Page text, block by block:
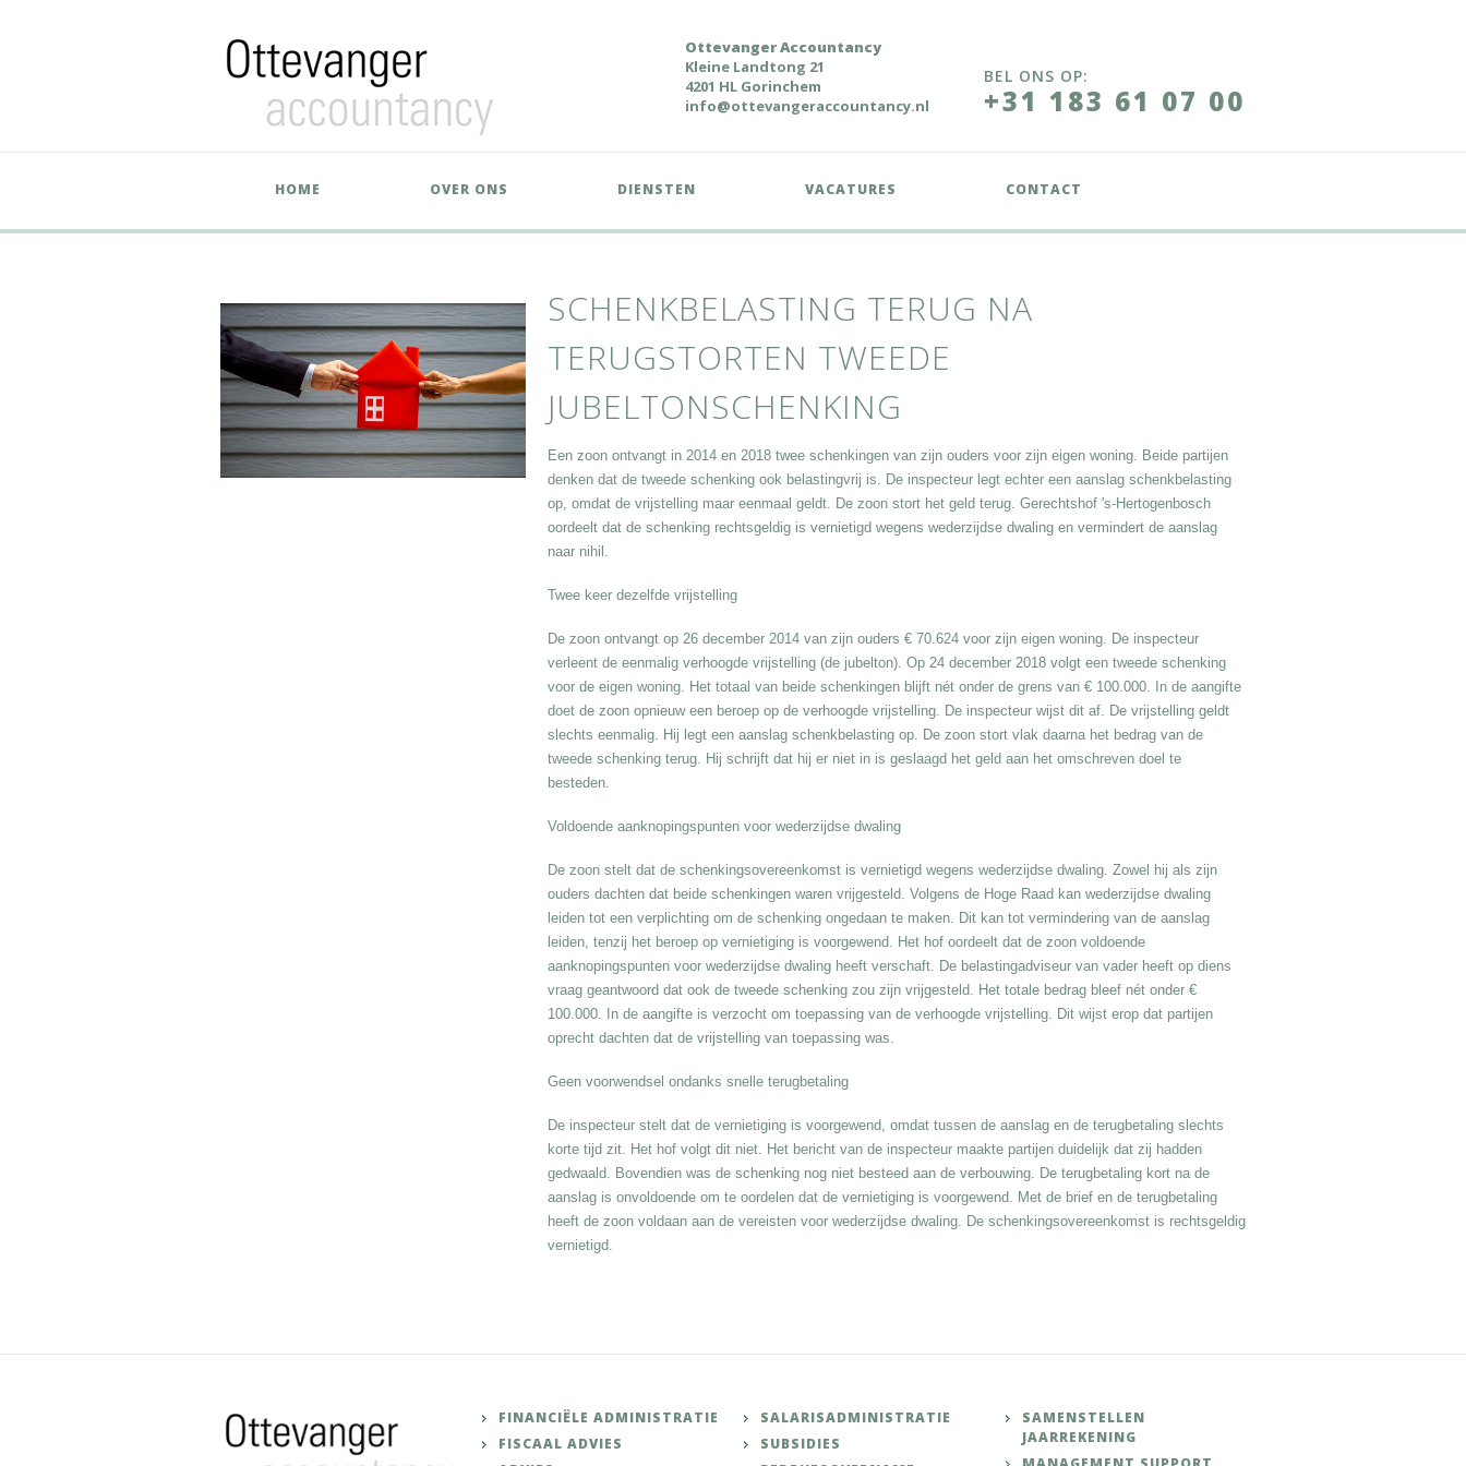
BEL ONS OP:
+31 183 61 07 00
Ottevanger Accountancy
Kleine Landtong 21
4201 HL Gorinchem
info@ottevangeraccountancy.nl
HOME OVER ONS DIENSTEN VACATURES CONTACT
SCHENKBELASTING TERUG NA
TERUGSTORTEN TWEEDE
JUBELTONSCHENKING
Een zoon ontvangt in 2014 en 2018 twee schenkingen van zijn ouders voor zijn eigen woning. Beide partijen
denken dat de tweede schenking ook belastingvrij is. De inspecteur legt echter een aanslag schenkbelasting
op, omdat de vrijstelling maar eenmaal geldt. De zoon stort het geld terug. Gerechtshof 's-Hertogenbosch
oordeelt dat de schenking rechtsgeldig is vernietigd wegens wederzijdse dwaling en vermindert de aanslag
naar nihil.
Twee keer dezelfde vrijstelling
De zoon ontvangt op 26 december 2014 van zijn ouders € 70.624 voor zijn eigen woning. De inspecteur
verleent de eenmalig verhoogde vrijstelling (de jubelton). Op 24 december 2018 volgt een tweede schenking
voor de eigen woning. Het totaal van beide schenkingen blijft nét onder de grens van € 100.000. In de aangifte
doet de zoon opnieuw een beroep op de verhoogde vrijstelling. De inspecteur wijst dit af. De vrijstelling geldt
slechts eenmalig. Hij legt een aanslag schenkbelasting op. De zoon stort vlak daarna het bedrag van de
tweede schenking terug. Hij schrijft dat hij er niet in is geslaagd het geld aan het omschreven doel te
besteden.
Voldoende aanknopingspunten voor wederzijdse dwaling
De zoon stelt dat de schenkingsovereenkomst is vernietigd wegens wederzijdse dwaling. Zowel hij als zijn
ouders dachten dat beide schenkingen waren vrijgesteld. Volgens de Hoge Raad kan wederzijdse dwaling
leiden tot een verplichting om de schenking ongedaan te maken. Dit kan tot vermindering van de aanslag
leiden, tenzij het beroep op vernietiging is voorgewend. Het hof oordeelt dat de zoon voldoende
aanknopingspunten voor wederzijdse dwaling heeft verschaft. De belastingadviseur van vader heeft op diens
vraag geantwoord dat ook de tweede schenking zou zijn vrijgesteld. Het totale bedrag bleef nét onder €
100.000. In de aangifte is verzocht om toepassing van de verhoogde vrijstelling. Dit wijst erop dat partijen
oprecht dachten dat de vrijstelling van toepassing was.
Geen voorwendsel ondanks snelle terugbetaling
De inspecteur stelt dat de vernietiging is voorgewend, omdat tussen de aanslag en de terugbetaling slechts
korte tijd zit. Het hof volgt dit niet. Het bericht van de inspecteur maakte partijen duidelijk dat zij hadden
gedwaald. Bovendien was de schenking nog niet besteed aan de verbouwing. De terugbetaling kort na de
aanslag is onvoldoende om te oordelen dat de vernietiging is voorgewend. Met de brief en de terugbetaling
heeft de zoon voldaan aan de vereisten voor wederzijdse dwaling. De schenkingsovereenkomst is rechtsgeldig
vernietigd.
SAMENSTELLEN
JAARREKENING
SALARISADMINISTRATIE
SUBSIDIES
FINANCIËLE ADMINISTRATIE
FISCAAL ADVIES